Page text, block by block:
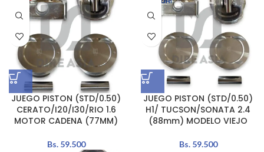
JUEGO PISTON (STD/0.50)
CERATO/I20/I30/RIO 1.6
MOTOR CADENA (77MM)
Bs.59.500
JUEGO PISTON (STD/0.50)
H1/ TUCSON/SONATA 2.4
(88mm) MODELO VIEJO
Bs.59.500